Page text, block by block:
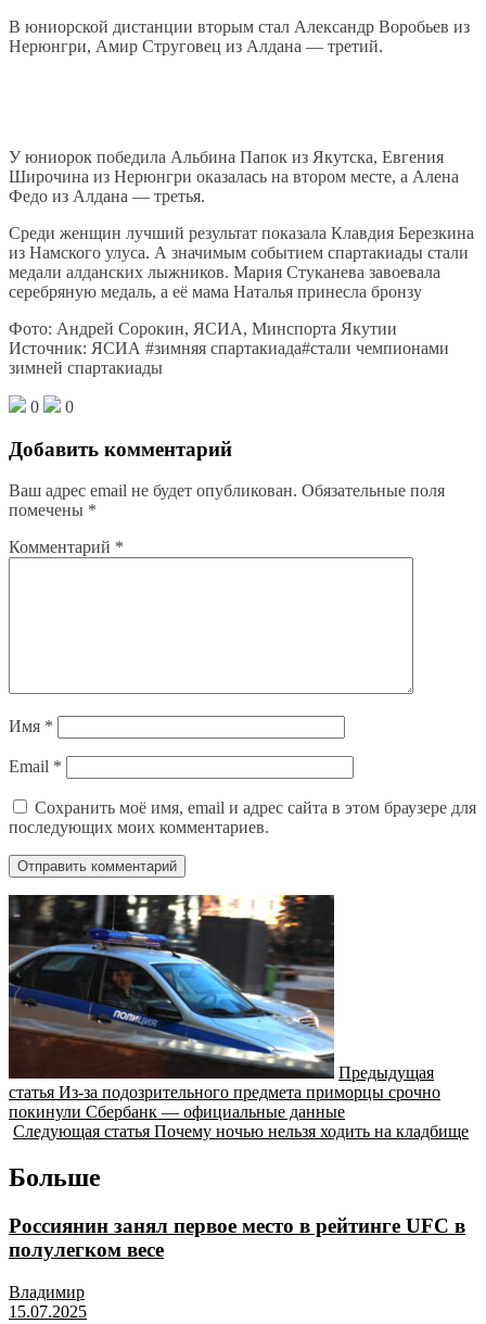
В юниорской дистанции вторым стал Александр Воробьев из
Нерюнгри, Амир Струговец из Алдана — третий.
У юниорок победила Альбина Папок из Якутска, Евгения
Широчина из Нерюнгри оказалась на втором месте, а Алена
Федо из Алдана — третья.
Среди женщин лучший результат показала Клавдия Березкина
из Намского улуса. А значимым событием спартакиады стали
медали алданских лыжников. Мария Стуканева завоевала
серебряную медаль, а её мама Наталья принесла бронзу
Фото: Андрей Сорокин, ЯСИА, Минспорта Якутии
Источник: ЯСИА #зимняя спартакиада#стали чемпионами
зимней спартакиады
0 0
Добавить комментарий
Ваш адрес email не будет опубликован. Обязательные поля
помечены *
Комментарий *
Имя *
Email *
Сохранить моё имя, email и адрес сайта в этом браузере для
последующих моих комментариев.
Предыдущая
статья Из-за подозрительного предмета приморцы срочно
покинули Сбербанк — официальные данные
Следующая статья Почему ночью нельзя ходить на кладбище
Больше
Россиянин занял первое место в рейтинге UFC в
полулегком весе
Владимир
15.07.2025